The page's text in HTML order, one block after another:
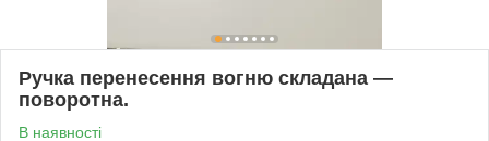
Ручка перенесення вогню складана —
поворотна.
В наявності